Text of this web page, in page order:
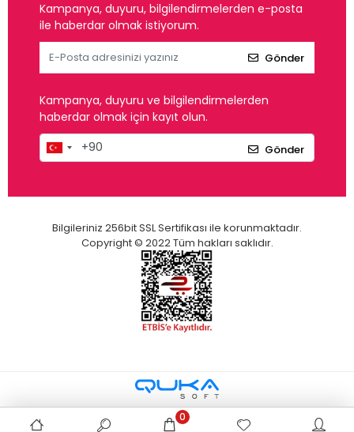
Kampanya, duyuru, bilgilendirmelerden e-posta
ile haberdar olmak istiyorum.
Gönder
Kampanya, duyuru ve bilgilendirmelerden
haberdar olmak için kayıt olun.
Gönder
Bilgileriniz 256bit SSL Sertifikası ile korunmaktadır.
Copyright © 2022 Tüm hakları saklıdır.
0